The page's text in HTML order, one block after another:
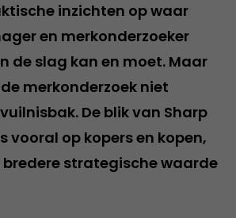
inzichten op waar
en merkonderzoeker
de slag kan en moet. Maar
merkonderzoek niet
De blik van Sharp
vooral op kopers en kopen,
strategische waarde